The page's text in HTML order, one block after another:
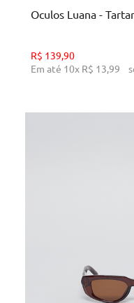
Oculos Luana -
R$ 139,90
Em até 10x R$ 13,99